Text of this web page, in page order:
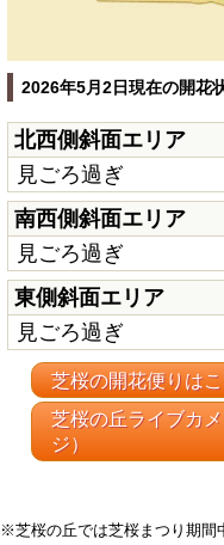
2026年5月2日現在の開花
北西側斜面エリア
見ごろ過ぎ
南西側斜面エリア
見ごろ過ぎ
東側斜面エリア
見ごろ過ぎ
芝桜の開花便りは
芝桜の丘ライブカ
ジ）
※芝桜の丘では芝桜まつり期間